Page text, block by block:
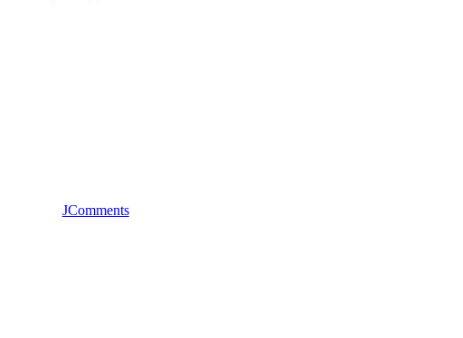
JComments